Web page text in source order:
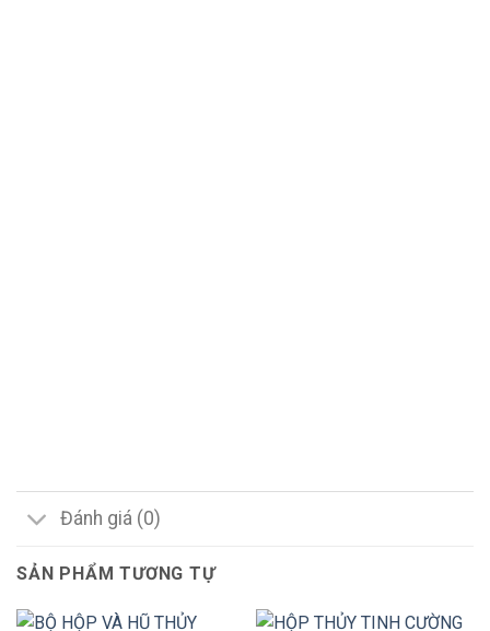
Đánh giá (0)
SẢN PHẨM TƯƠNG TỰ